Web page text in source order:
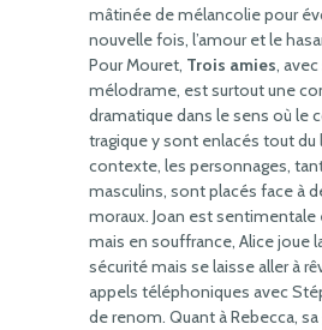
mâtinée de mélancolie pour
nouvelle fois, l’amour et le
Pour Mouret, Trois amies,
mélodrame, est surtout une
dramatique dans le sens où le
tragique y sont enlacés tout du
contexte, les personnages,
masculins, sont placés face à
moraux. Joan est sentimentale
mais en souffrance, Alice joue
sécurité mais se laisse aller à
appels téléphoniques avec
de renom. Quant à Rebecca,